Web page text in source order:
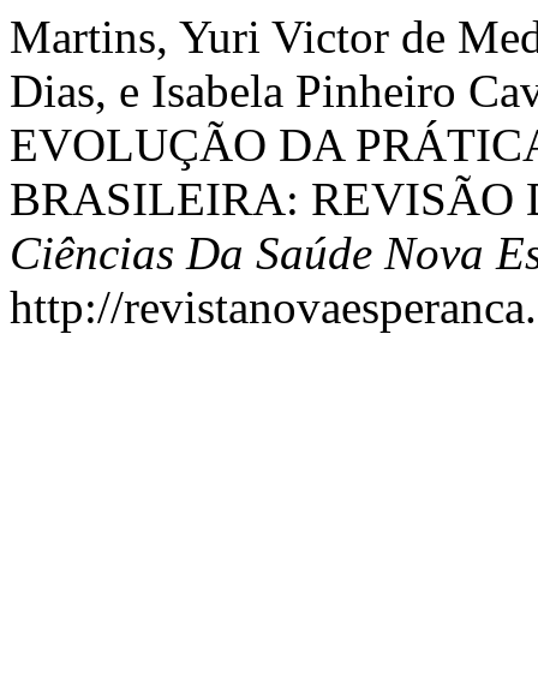
Martins, Yuri Victor de
Dias, e Isabela Pinheiro
EVOLUÇÃO DA
BRASILEIRA: REVISÃO
Ciências Da Saúde Nova
http://